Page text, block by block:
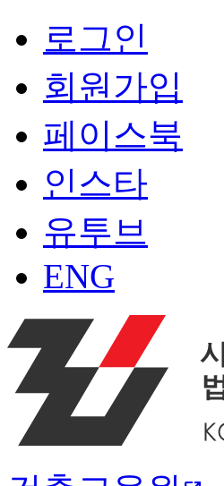
로그인
회원가입
페이스북
인스타
유투브
ENG